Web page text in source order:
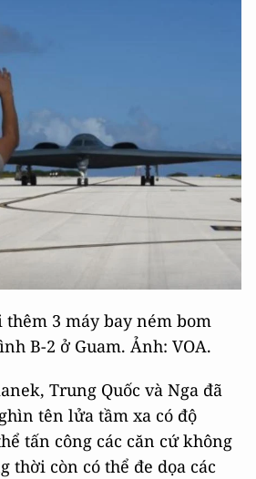
3 máy bay ném bom
B-2 ở Guam. Ảnh: VOA.
Trung Quốc và Nga đã
tên lửa tầm xa có độ
tấn công các căn cứ không
thời còn có thể đe dọa các